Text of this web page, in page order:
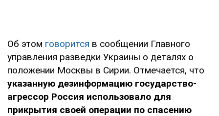
Об этом говорится в сообщении Главного
управления разведки Украины о деталях о
положении Москвы в Сирии. Отмечается, что
указанную дезинформацию государство-
агрессор Россия использовало для
прикрытия своей операции по спасению